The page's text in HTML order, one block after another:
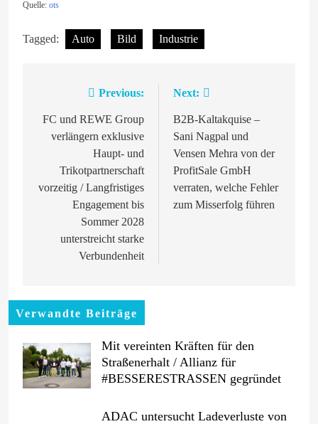
Quelle: ots
Tagged: Auto Bild Industrie
Beitragsnavigation
Previous:
FC und REWE Group
verlängern exklusive
Haupt- und
Trikotpartnerschaft
vorzeitig / Langfristiges
Engagement bis
Sommer 2028
unterstreicht starke
Verbundenheit
Next:
B2B-Kaltakquise –
Sani Nagpal und
Vensen Mehra von der
ProfitSale GmbH
verraten, welche Fehler
zum Misserfolg führen
Verwandte Beiträge
Mit vereinten Kräften für den
Straßenerhalt / Allianz für
#BESSERESTRASSEN gegründet
ADAC untersucht Ladeverluste von